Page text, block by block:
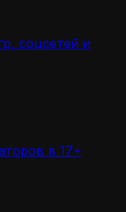
соцсетей и
в 17+